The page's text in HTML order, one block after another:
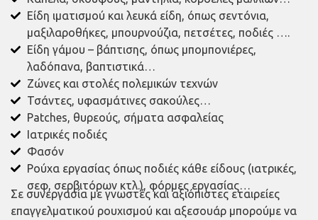
Είδη ιματισμού και λευκά είδη, όπως σεντόνια,
μαξιλαροθήκες, μπουρνούζια, πετσέτες, ποδιές ….
Είδη γάμου – βάπτισης, όπως μπομπονιέρες,
λαδόπανα, βαπτιστικά…
Ζώνες και στολές πολεμικών τεχνών
Τσάντες, υφασμάτινες σακούλες…
Patches, θυρεούς, σήματα ασφαλείας
Ιατρικές ποδιές
Φασόν
Ρούχα εργασίας όπως ποδιές κάθε είδους (ιατρικές,
σεφ, σερβιτόρων κτλ.), φόρμες εργασίας…
Σε συνεργασία με γνωστές και αξιόπιστες εταιρείες
επαγγελματικού ρουχισμού και αξεσουάρ μπορούμε να